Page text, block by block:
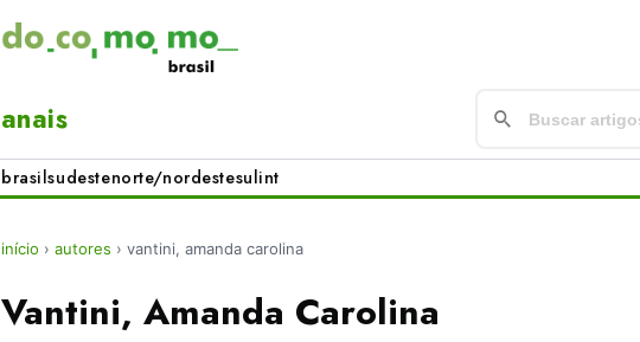
anais
brasilsudestenorte/nordestesulint
início › autores › vantini, amanda carolina
Vantini, Amanda Carolina